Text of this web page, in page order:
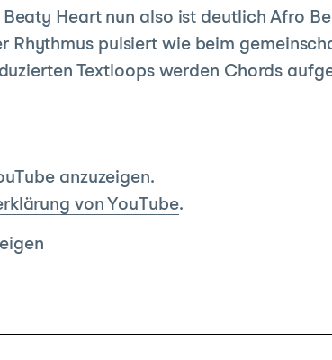
Heart nun also ist deutlich Afro
Rhythmus pulsiert wie beim
Textloops werden Chords
anzuzeigen.
von YouTube.